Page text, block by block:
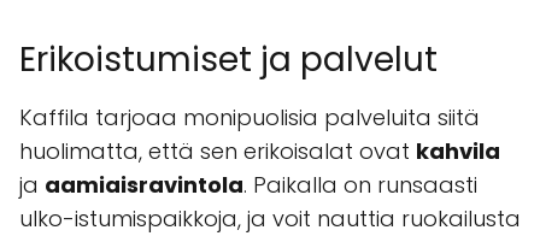
Erikoistumiset ja palvelut
Kaffila tarjoaa monipuolisia palveluita siitä
huolimatta, että sen erikoisalat ovat kahvila
ja aamiaisravintola. Paikalla on runsaasti
ulko-istumispaikkoja, ja voit nauttia ruokailusta